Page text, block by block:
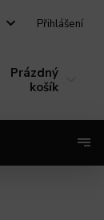
Přihlášení
Prázdný
košík